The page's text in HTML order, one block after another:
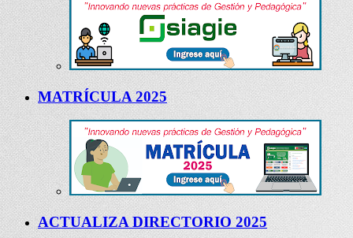
MATRÍCULA 2025
ACTUALIZA DIRECTORIO 2025